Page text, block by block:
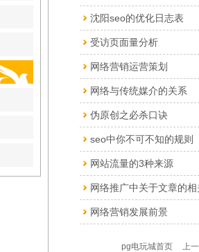
沈阳seo的优化日志表
受访页面量分析
网络营销运营策划
网络与传统媒介的关系
伪原创之必杀口诀
seo中你不可不知的规则
网站流量的3种来源
网络推广中关于文章的
网络营销发展前景
pg电玩城首页 上